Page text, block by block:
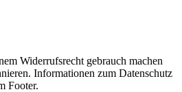
Widerrufsrecht gebrauch machen
Informationen zum Datenschutz
Footer.